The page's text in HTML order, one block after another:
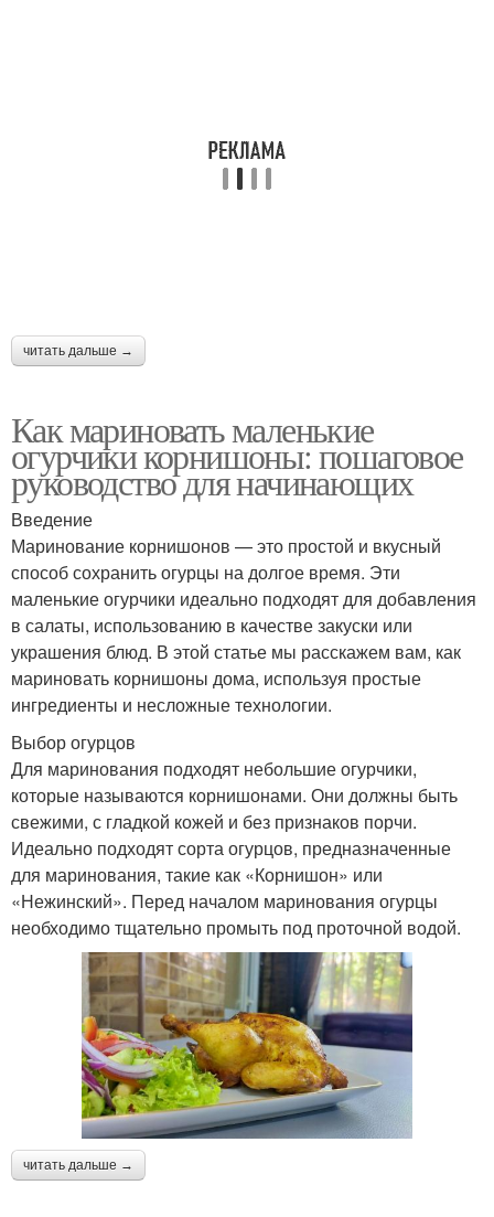
читать дальше →
Как мариновать маленькие
огурчики корнишоны: пошаговое
руководство для начинающих
Введение
Маринование корнишонов — это простой и вкусный
способ сохранить огурцы на долгое время. Эти
маленькие огурчики идеально подходят для добавления
в салаты, использованию в качестве закуски или
украшения блюд. В этой статье мы расскажем вам, как
мариновать корнишоны дома, используя простые
ингредиенты и несложные технологии.
Выбор огурцов
Для маринования подходят небольшие огурчики,
которые называются корнишонами. Они должны быть
свежими, с гладкой кожей и без признаков порчи.
Идеально подходят сорта огурцов, предназначенные
для маринования, такие как «Корнишон» или
«Нежинский». Перед началом маринования огурцы
необходимо тщательно промыть под проточной водой.
читать дальше →